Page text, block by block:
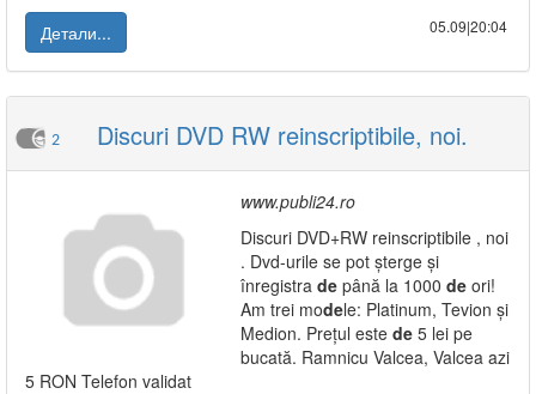
Детали... 05.09|20:04
2 Discuri DVD RW reinscriptibile, noi.
www.publi24.ro
Discuri DVD+RW reinscriptibile , noi
. Dvd-urile se pot șterge și
înregistra de până la 1000 de ori!
Am trei modele: Platinum, Tevion și
Medion. Prețul este de 5 lei pe
bucată. Ramnicu Valcea, Valcea azi
5 RON Telefon validat